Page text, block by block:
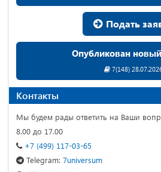
Подать
Опубликован
7(148)
Контакты
Мы будем рады ответить на Ваши
8.00 до 17.00
+7 (499) 117-03-65
Telegram: 7universum